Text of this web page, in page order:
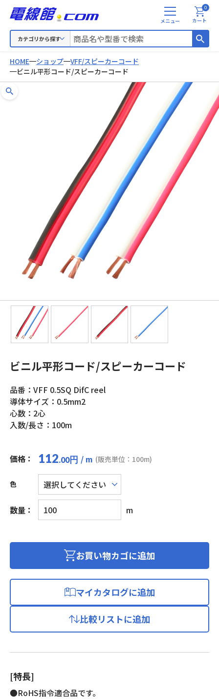
カテゴリから探す
メ
ニ
カート
0
HOME ショップ
VFF/スピーカーコード
ビニル平形コード/スピーカーコード
ビニル平形コード/スピーカーコード
品番：VFF 0.5SQ DifC reel
導体サイズ：0.5mm2
心数：2心
入数/長さ：100m
価格： 112.00円 / m (販売単位：100m)
色
数量：
ビ
ニ
平
ピ
カ
ド
個
m
お買い物カゴに追加
マイカタログに追加
比較リストに追加
[特長]
●RoHS指令適合品です。